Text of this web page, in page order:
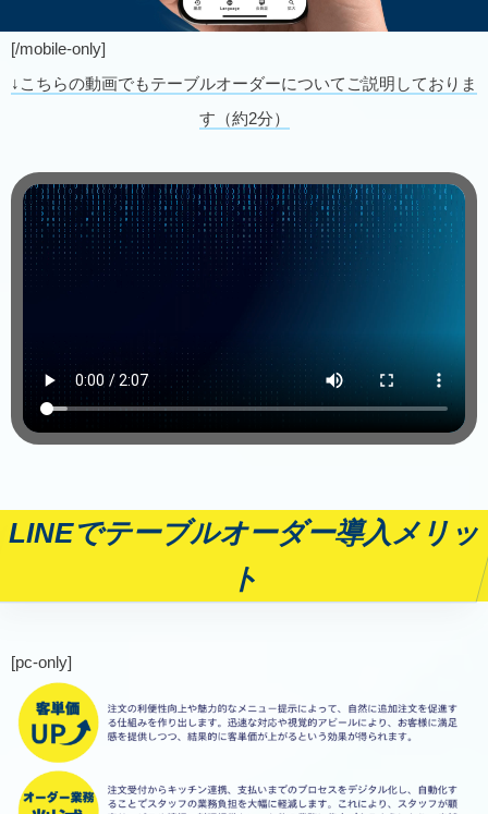
[/mobile-only]
↓こちらの動画でもテーブルオーダーについてご説明しておりま
す（約2分）
LINEでテーブルオーダー導入メリッ
ト
[pc-only]